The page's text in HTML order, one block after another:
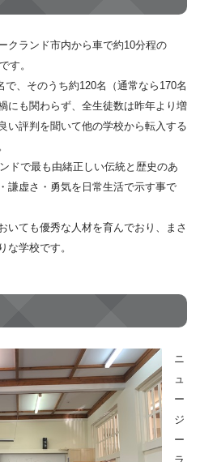
クランド市内から車で約10分程の
す。
で、そのうち約120名（通常なら170名
にも関わらず、全生徒数は昨年より増
い評判を聞いて他の学校から転入する
ドで最も由緒正しい伝統と歴史のあ
謙虚さ・勇気を日常生活で示す事で
いても優秀な人材を育んでおり、まさ
な学校です。
ニ
ュ
ー
ジ
ー